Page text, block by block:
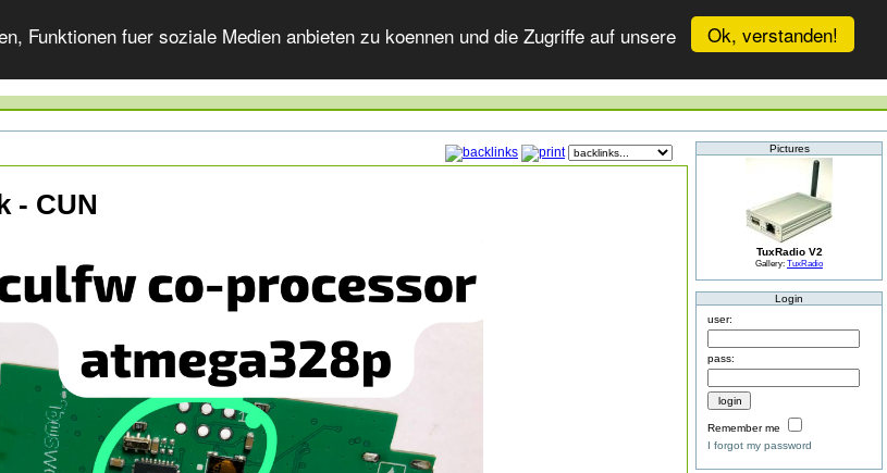
Ok, verstanden!
Funktionen fuer soziale Medien anbieten zu koennen und die Zugriffe auf unsere
- CUN
Pictures
TuxRadio V2
Gallery: TuxRadio
Login
user:
pass:
Remember me
I forgot my password